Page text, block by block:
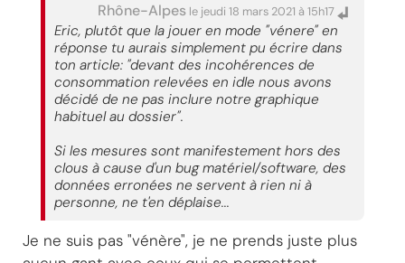
Rhône-Alpes le jeudi 18 mars 2021 à 15h17
Eric, plutôt que la jouer en mode "vénere" en
réponse tu aurais simplement pu écrire dans
ton article: "devant des incohérences de
consommation relevées en idle nous avons
décidé de ne pas inclure notre graphique
habituel au dossier".
Si les mesures sont manifestement hors des
clous à cause d'un bug matériel/software, des
données erronées ne servent à rien ni à
personne, ne t'en déplaise...
Je ne suis pas "vénère", je ne prends juste plus